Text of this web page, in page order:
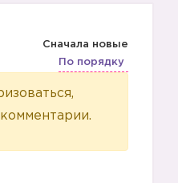
Сначала новые
По порядку